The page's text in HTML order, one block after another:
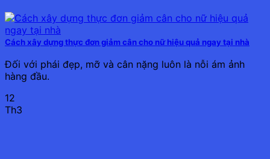
Cách xây dựng thực đơn giảm cân cho nữ hiệu quả ngay tại nhà
Đối với phái đẹp, mỡ và cân nặng luôn là nỗi ám ảnh
hàng đầu.
12
Th3